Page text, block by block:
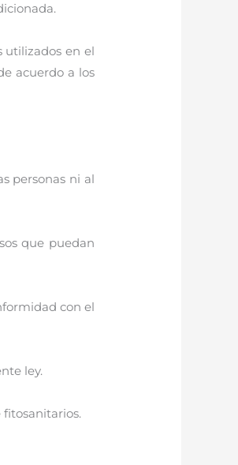
utilizados en el
acuerdo a los
personas ni al
que puedan
con el
ley.
fitosanitarios.